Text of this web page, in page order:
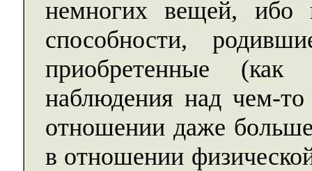
немногих вещей, ибо
способности,
приобретенные (как
наблюдения над чем-
отношении даже
в отношении